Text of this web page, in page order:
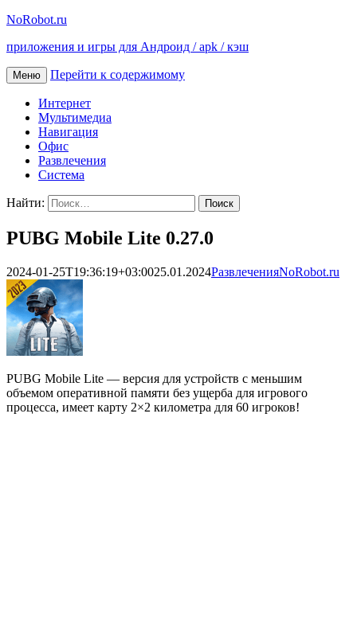
NoRobot.ru
приложения и игры для Андроид / apk / кэш
Меню Перейти к содержимому
Интернет
Мультимедиа
Навигация
Офис
Развлечения
Система
Найти:
PUBG Mobile Lite 0.27.0
2024-01-25T19:36:19+03:0025.01.2024РазвлеченияNoRobot.ru
PUBG Mobile Lite — версия для устройств с меньшим
объемом оперативной памяти без ущерба для игрового
процесса, имеет карту 2×2 километра для 60 игроков!